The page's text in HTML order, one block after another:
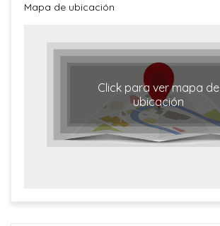
Mapa de ubicación
Click para ver mapa de
ubicación